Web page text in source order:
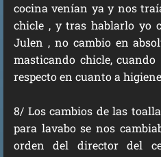
cocina venían ya y nos
chicle , y tras hablarlo yo
Julen , no cambio en
masticando chicle,
respecto en cuanto a
8/ Los cambios de las
para lavabo se nos
orden del director del